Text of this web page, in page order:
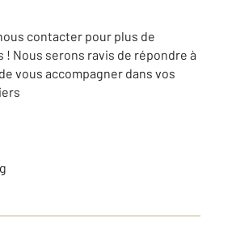
contacter pour plus de
Nous serons ravis de répondre à
vous accompagner dans vos